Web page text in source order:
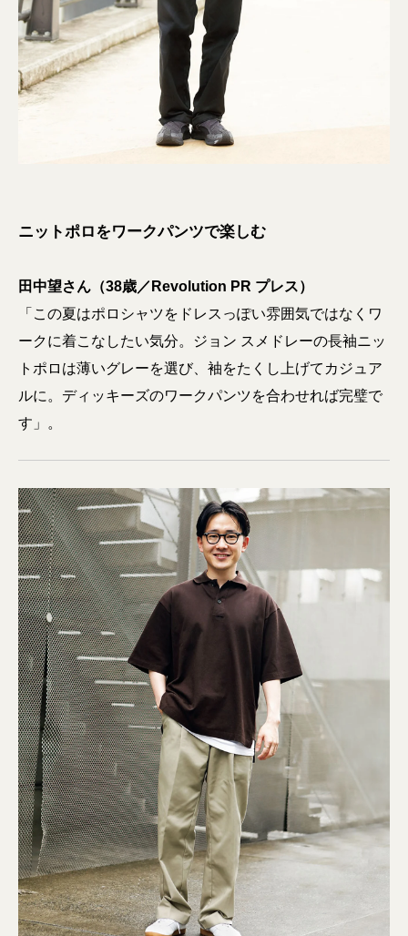
ニットポロをワークパンツで楽しむ
田中望さん（38歳／Revolution PR プレス）
「この夏はポロシャツをドレスっぽい雰囲気ではなくワ
ークに着こなしたい気分。ジョン スメドレーの長袖ニッ
トポロは薄いグレーを選び、袖をたくし上げてカジュア
ルに。ディッキーズのワークパンツを合わせれば完璧で
す」。